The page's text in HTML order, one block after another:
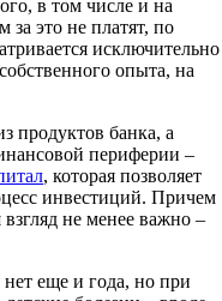
в том числе и на
за это не платят, по
исключительно
опыта, на
продуктов банка, а
периферии –
, которая позволяет
инвестиций. Причем
не менее важно –
еще и года, но при